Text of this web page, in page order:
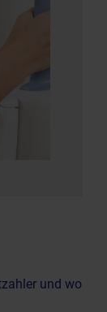
und wo